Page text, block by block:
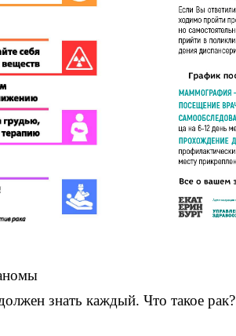
знать каждый. Что такое рак?